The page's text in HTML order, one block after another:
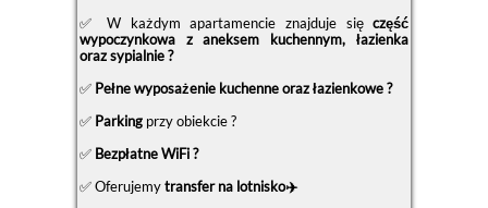
✅ W każdym apartamencie znajduje sięczęść
wypoczynkowa z aneksem kuchennym, łazienka
oraz sypialnie ?
✅ Pełne wyposażenie kuchenne oraz łazienkowe ?
✅ Parkingprzy obiekcie ?
✅ Bezpłatne WiFi ?
✅ Oferujemytransfer na lotnisko✈️